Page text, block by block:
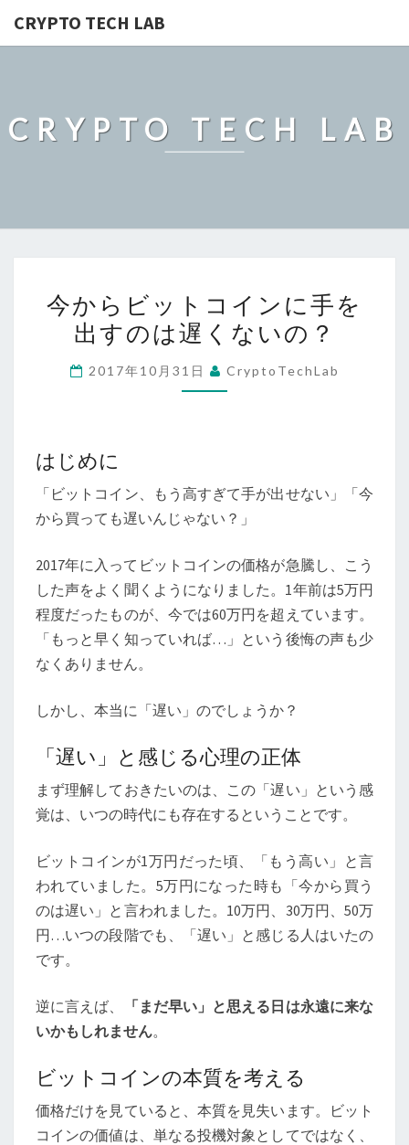
CRYPTO TECH LAB
CRYPTO TECH LAB
か
ら
ッ
に
手
を
出
の
く
い
今からビットコインに手を
出すのは遅くないの？
2017年10月31日 CryptoTechLab
はじめに
「ビットコイン、もう高すぎて手が出せない」「今
から買っても遅いんじゃない？」
2017年に入ってビットコインの価格が急騰し、こう
した声をよく聞くようになりました。1年前は5万円
程度だったものが、今では60万円を超えています。
「もっと早く知っていれば…」という後悔の声も少
なくありません。
しかし、本当に「遅い」のでしょうか？
「遅い」と感じる心理の正体
まず理解しておきたいのは、この「遅い」という感
覚は、いつの時代にも存在するということです。
ビットコインが1万円だった頃、「もう高い」と言
われていました。5万円になった時も「今から買う
のは遅い」と言われました。10万円、30万円、50万
円…いつの段階でも、「遅い」と感じる人はいたの
です。
逆に言えば、
「まだ早い」と思える日は永遠に来な
いかもしれません。
ビットコインの本質を考える
価格だけを見ていると、本質を見失います。ビット
コインの価値は、単なる投機対象としてではなく、